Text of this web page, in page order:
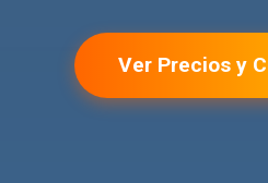
Ver Precios y